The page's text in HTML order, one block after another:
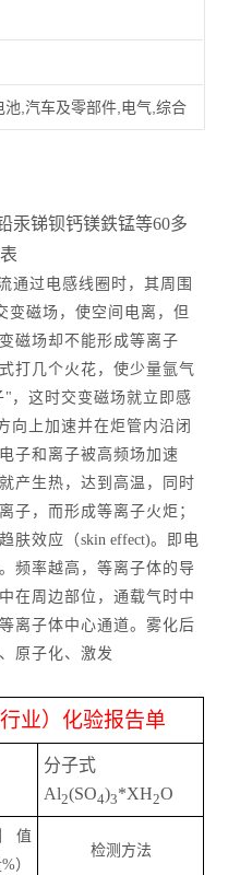
池,汽车及零部件,电气,综合
汞锑钡钙镁鉄锰等60多
通过电感线圈时，其周围
变磁场，使空间电离，但
磁场却不能形成等离子
打几个火花，使少量氩气
" ，这时交变磁场就立即感
向上加速并在炬管内沿闭
子和离子被高频场加速
产生热，达到高温，同时
子，而形成等离子火炬；
肤效应（skin effect)。即电
频率越高，等离子体的导
在周边部位，通载气时中
离子体中心通道。雾化后
原子化、激发
业）化验报告单
分子式
Al2(SO4)3*XH2O
值
%）
检测方法